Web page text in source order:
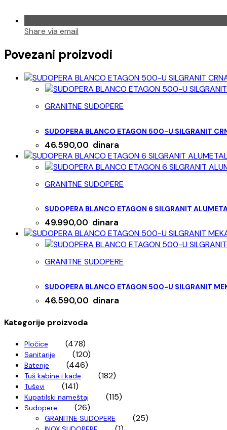
Share via email
Povezani proizvodi
GRANITNE SUDOPERE
SUDOPERA BLANCO ETAGON 500-U SILGRANIT
46.590,00 dinara
GRANITNE SUDOPERE
SUDOPERA BLANCO ETAGON 6 SILGRANIT
49.990,00 dinara
GRANITNE SUDOPERE
SUDOPERA BLANCO ETAGON 500-U SILGRANIT
46.590,00 dinara
Kategorije proizvoda
Pločice (478)
Sanitarije (120)
Baterije (446)
Tuš kabine i kade (182)
Tuševi (141)
Kupatilski nameštaj (115)
Sudopere (26)
GRANITNE SUDOPERE (25)